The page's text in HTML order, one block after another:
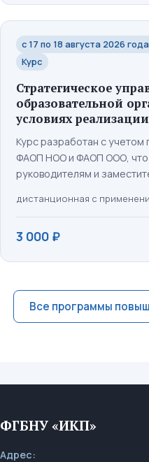
с 17 по 18 августа 2026
Курс
Стратегическое
образовательной
условиях
Курс разработан с учетом
ФАОП НОО и ФАОП ООО, что
руководителям и
актуальные требования и
дистанционная с
3 000 ₽
Все программы
ФГБНУ «ИКП»
Адрес: